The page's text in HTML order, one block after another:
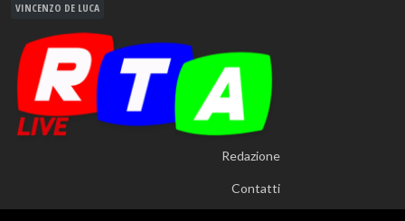
VINCENZO DE LUCA
Redazione
Contatti